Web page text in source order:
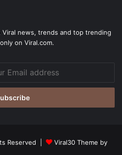
Viral news, trends and top trending
on Viral.com.
Reserved |
Viral30 Theme by